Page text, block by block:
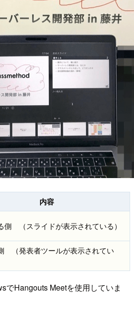
内容
側 （スライドが表示されている）
（発表者ツールが表示されてい
でHangouts Meetを使用していま